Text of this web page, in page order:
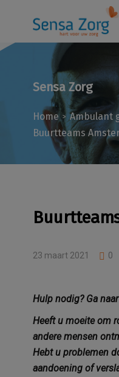
Sensa Zorg
Home >Ambulant
Buurtteams
23 maart 2021 0
Hulp nodig? Ga
Heeft u moeite om
andere mensen
Hebt u problemen
aandoening of